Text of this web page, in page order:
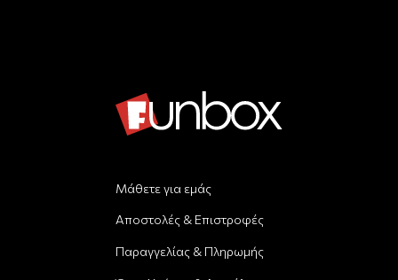
Μάθετε για εμάς
Αποστολές & Επιστροφές
Παραγγελίας & Πληρωμής